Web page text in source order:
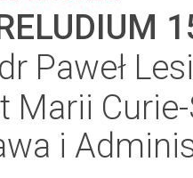
Paweł
Marii
i